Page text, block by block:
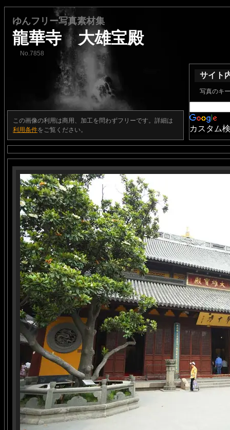
ゆんフリー写真素材集
龍華寺 大雄宝殿
No.7858
この画像の利用は商用、加工を問わずフリーです。詳細は
利用条件をご覧ください。
サイト
写真のキ
カスタム